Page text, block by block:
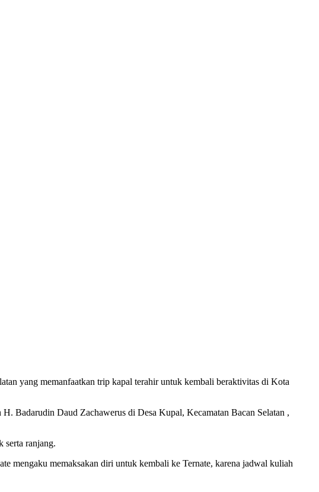
yang memanfaatkan trip kapal terahir untuk kembali beraktivitas di Kota
Badarudin Daud Zachawerus di Desa Kupal, Kecamatan Bacan Selatan ,
serta ranjang.
mengaku memaksakan diri untuk kembali ke Ternate, karena jadwal kuliah